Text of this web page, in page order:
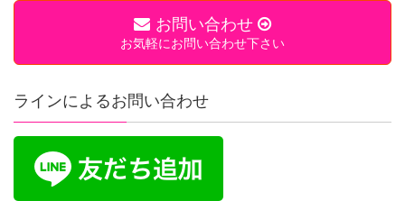
お問い合わせ
お気軽にお問い合わせ下さい
ラインによるお問い合わせ